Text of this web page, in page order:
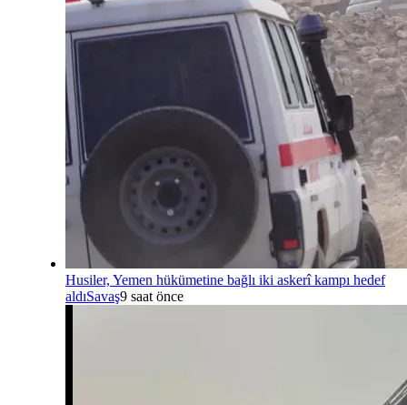
Husiler, Yemen hükümetine bağlı iki askerî kampı hedef
aldıSavaş9 saat önce